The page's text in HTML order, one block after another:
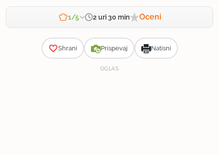
1/5 2 uri 30 min Oceni
Shrani Prispevaj Natisni
OGLAS